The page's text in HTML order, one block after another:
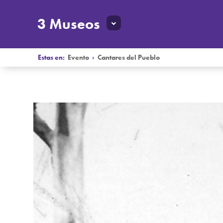
3 Museos
Estas en: Evento › Cantares del Pueblo